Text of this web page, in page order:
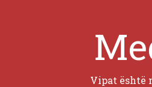
Vipat është